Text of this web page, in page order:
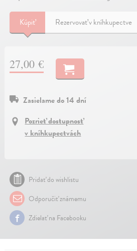
Kúpiť Rezervovať v kníhkupectve
27,00 €
Zasielame do 14 dní
Pozrieť dostupnosť
v kníhkupectvách
Pridať do wishlistu
Odporučiť známemu
Zdielať na Facebooku